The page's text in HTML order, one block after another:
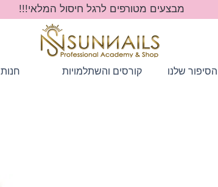
מבצעים מטורפים לרגל חיסול המלאי!!!
חנות קורסים והשתלמויות הסיפור שלנו